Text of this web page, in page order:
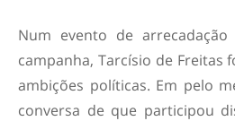
Num evento de
campanha, Tarcísio de Freitas
ambições políticas. Em pelo
conversa de que participou